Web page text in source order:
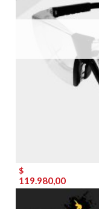
$
119.980,00